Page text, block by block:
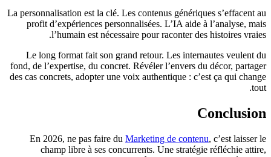
La personnalisation est la clé. Les contenus génériques s’effacent au
profit d’expériences personnalisées. L’IA aide à l’analyse, mais
l’humain est nécessaire pour raconter des histoires vraies.
Le long format fait son grand retour. Les internautes veulent du
fond, de l’expertise, du concret. Révéler l’envers du décor, partager
des cas concrets, adopter une voix authentique : c’est ça qui change
tout.
Conclusion
En 2026, ne pas faire du Marketing de contenu, c’est laisser le
champ libre à ses concurrents. Une stratégie réfléchie attire,